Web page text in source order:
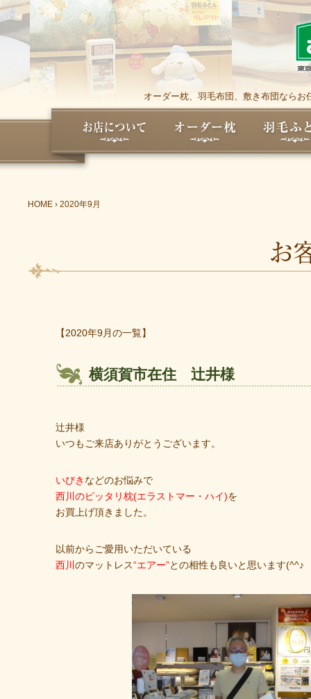
オーダー枕、羽毛布団、敷き布団なら
HOME › 2020年9月
【2020年9月の一覧】
横須賀市在住 辻井様
辻井様
いつもご来店ありがとうございます。
いびき などのお悩みで
西川のピッタリ枕(エラストマー・ハイ)を
お買上げ頂きました。
以前からご愛用いただいている
西川 のマットレス“エアー”との相性も良いと思います(^^♪